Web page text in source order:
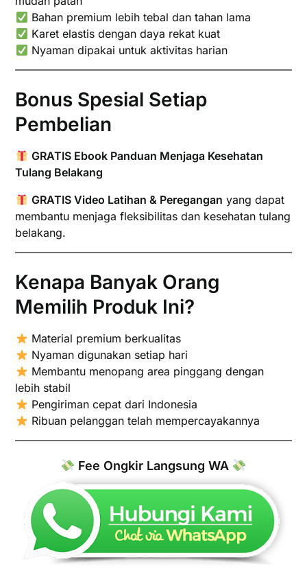
Bahan premium lebih tebal dan tahan lama
Karet elastis dengan daya rekat kuat
Nyaman dipakai untuk aktivitas harian
Bonus Spesial Setiap
Pembelian
GRATIS Ebook Panduan Menjaga Kesehatan
Tulang Belakang
GRATIS Video Latihan & Peregangan yang dapat
membantu menjaga fleksibilitas dan kesehatan tulang
belakang.
Kenapa Banyak Orang
Memilih Produk Ini?
Material premium berkualitas
Nyaman digunakan setiap hari
Membantu menopang area pinggang dengan
lebih stabil
Pengiriman cepat dari Indonesia
Ribuan pelanggan telah mempercayakannya
Fee Ongkir Langsung WA